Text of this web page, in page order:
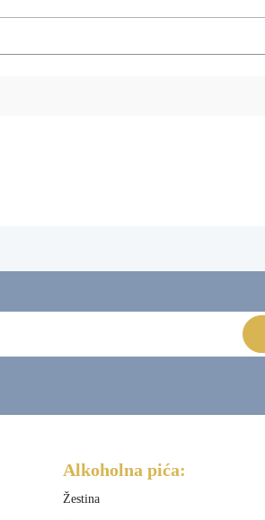
Alkoholna pića:
Žestina